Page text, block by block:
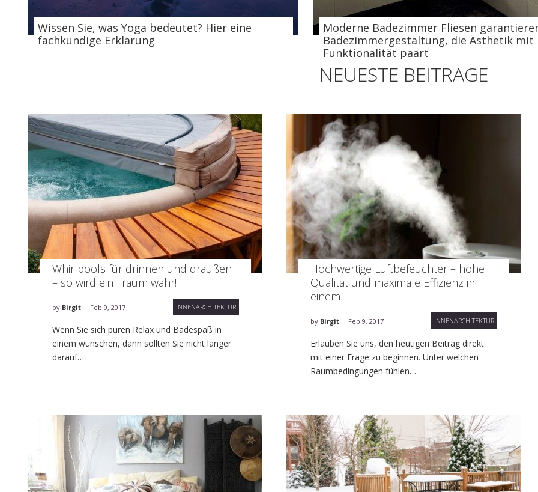
Wissen Sie, was Yoga bedeutet? Hier eine
fachkundige Erklärung
Moderne Badezimmer Fliesen
Badezimmergestaltung, die Ästhetik mit
Funktionalität paart
MEHR
NEUESTE BEITRAGE
Whirlpools für drinnen und draußen
– so wird ein Traum wahr!
by Birgit Feb 9, 2017 INNENARCHITEKTUR
Wenn Sie sich puren Relax und Badespaß in
einem wünschen, dann sollten Sie nicht länger
darauf…
Hochwertige Luftbefeuchter – hohe
Qualität und maximale Effizienz in
einem
by Birgit Feb 9, 2017 INNENARCHITEKTUR
Erlauben Sie uns, den heutigen Beitrag direkt
mit einer Frage zu beginnen. Unter welchen
Raumbedingungen fühlen…